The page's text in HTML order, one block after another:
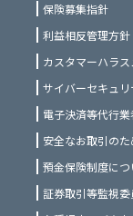
保険募集指針
利益相反管理方針
カスタマーハラ
サイバーセキュ
電子決済等代行
安全なお取引のた
預金保険制度につ
証券取引等監視